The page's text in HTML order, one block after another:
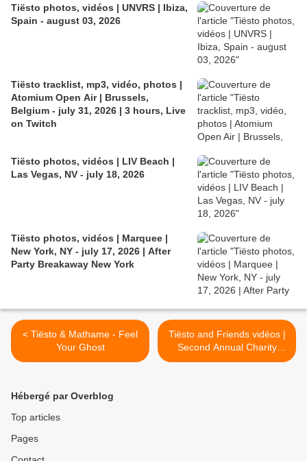
Tiësto photos, vidéos | UNVRS | Ibiza,
Spain - august 03, 2026
Tiësto tracklist, mp3, vidéo, photos |
Atomium Open Air | Brussels,
Belgium - july 31, 2026 | 3 hours, Live
on Twitch
Tiësto photos, vidéos | LIV Beach |
Las Vegas, NV - july 18, 2026
Tiësto photos, vidéos | Marquee |
New York, NY - july 17, 2026 | After
Party Breakaway New York
< Tiësto & Mathame - Feel
Your Ghost
Tiësto and Friends vidéos |
Second Annual Charity
Poker Tournament at Zouk |
Hébergé par Overblog
Top articles
Pages